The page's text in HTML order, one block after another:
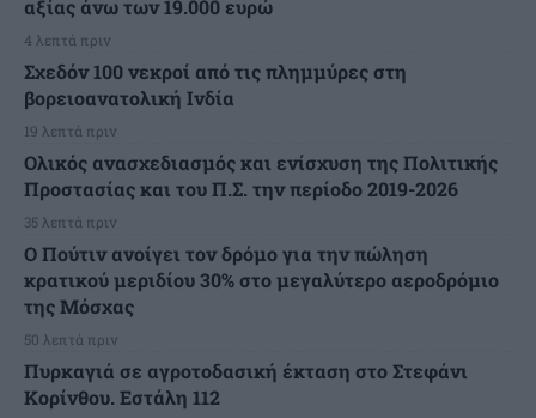
αξίας άνω των 19.000 ευρώ
4 λεπτά πριν
Σχεδόν 100 νεκροί από τις πλημμύρες στη
βορειοανατολική Ινδία
19 λεπτά πριν
Ολικός ανασχεδιασμός και ενίσχυση της Πολιτικής
Προστασίας και του Π.Σ. την περίοδο 2019-2026
35 λεπτά πριν
Ο Πούτιν ανοίγει τον δρόμο για την πώληση
κρατικού μεριδίου 30% στο μεγαλύτερο αεροδρόμιο
της Μόσχας
50 λεπτά πριν
Πυρκαγιά σε αγροτοδασική έκταση στο Στεφάνι
Κορίνθου. Εστάλη 112